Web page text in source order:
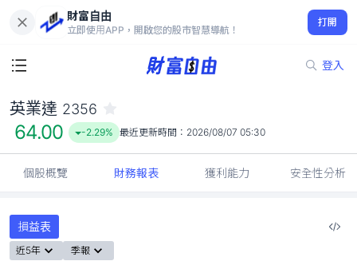
財富自由
立即使用APP，開啟您的股市智慧導航！
打開
登入
64.00
-2.29%
英業達 2356
64.00 -2.29% 最近更新時間： 2026/08/07 05:30
個股概覽 財務報表 獲利能力 安全性分析
損益表
近5年 季報